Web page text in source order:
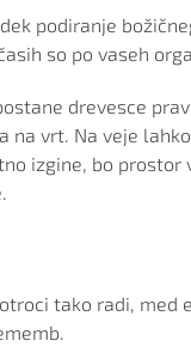
podiranje
so po vaseh
drevesce
na vrt. Na veje
izgine, bo
tako radi,